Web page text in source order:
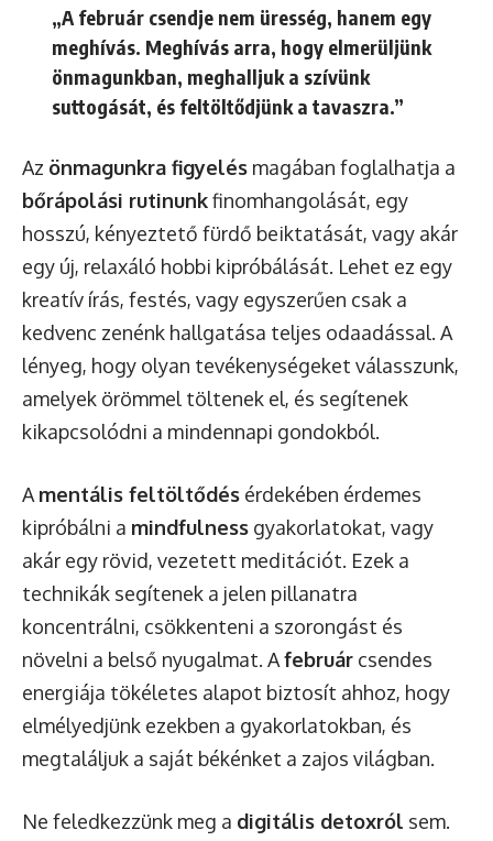
„A február csendje nem üresség, hanem egy
meghívás. Meghívás arra, hogy elmerüljünk
önmagunkban, meghalljuk a szívünk
suttogását, és feltöltődjünk a tavaszra.”
Az önmagunkra figyelés magában foglalhatja a
bőrápolási rutinunkfinomhangolását, egy
hosszú, kényeztető fürdő beiktatását, vagy akár
egy új, relaxáló hobbi kipróbálását. Lehet ez egy
kreatív írás, festés, vagy egyszerűen csak a
kedvenc zenénk hallgatása teljes odaadással. A
lényeg, hogy olyan tevékenységeket válasszunk,
amelyek örömmel töltenek el, és segítenek
kikapcsolódni a mindennapi gondokból.
A mentális feltöltődés érdekében érdemes
kipróbálni a mindfulness gyakorlatokat, vagy
akár egy rövid, vezetett meditációt. Ezek a
technikák segítenek a jelen pillanatra
koncentrálni, csökkenteni a szorongást és
növelni a belső nyugalmat. Afebruár csendes
energiája tökéletes alapot biztosít ahhoz, hogy
elmélyedjünk ezekben a gyakorlatokban, és
megtaláljuk a saját békénket a zajos világban.
Ne feledkezzünk meg a digitális detoxról sem.